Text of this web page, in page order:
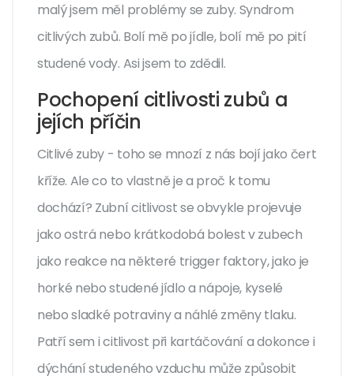
malý jsem měl problémy se zuby. Syndrom
citlivých zubů. Bolí mě po jídle, bolí mě po pití
studené vody. Asi jsem to zdědil.
Pochopení citlivosti zubů a
jejích příčin
Citlivé zuby - toho se mnozí z nás bojí jako čert
kříže. Ale co to vlastně je a proč k tomu
dochází? Zubní citlivost se obvykle projevuje
jako ostrá nebo krátkodobá bolest v zubech
jako reakce na některé trigger faktory, jako je
horké nebo studené jídlo a nápoje, kyselé
nebo sladké potraviny a náhlé změny tlaku.
Patří sem i citlivost při kartáčování a dokonce i
dýchání studeného vzduchu může způsobit